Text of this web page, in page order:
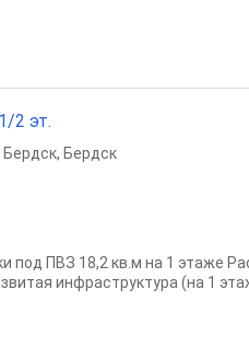
2 эт.
Бердск, Бердск
ПВЗ 18,2 кв.м на 1 этаже
инфраструктуpa (на 1